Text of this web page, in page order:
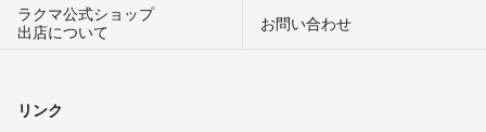
ラクマ公式ショップ
出店について
お問い合わせ
リンク